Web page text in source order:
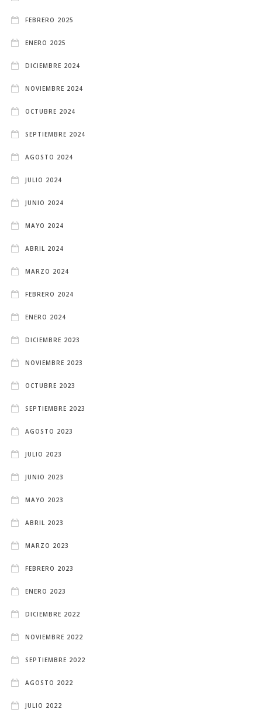
FEBRERO 2025
ENERO 2025
DICIEMBRE 2024
NOVIEMBRE 2024
OCTUBRE 2024
SEPTIEMBRE 2024
AGOSTO 2024
JULIO 2024
JUNIO 2024
MAYO 2024
ABRIL 2024
MARZO 2024
FEBRERO 2024
ENERO 2024
DICIEMBRE 2023
NOVIEMBRE 2023
OCTUBRE 2023
SEPTIEMBRE 2023
AGOSTO 2023
JULIO 2023
JUNIO 2023
MAYO 2023
ABRIL 2023
MARZO 2023
FEBRERO 2023
ENERO 2023
DICIEMBRE 2022
NOVIEMBRE 2022
SEPTIEMBRE 2022
AGOSTO 2022
JULIO 2022